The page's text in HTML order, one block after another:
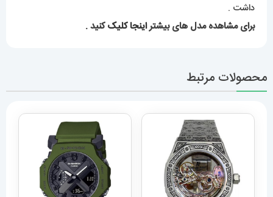
داشت .
برای مشاهده مدل های بیشتراینجا کلیککنید .
محصولات مرتبط